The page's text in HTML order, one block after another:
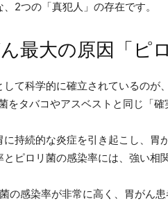
2つの「真犯人」の存在です。
最大の原因「ピロ
て科学的に確立されているのが
をタバコやアスベストと同じ「
持続的な炎症を引き起こし、胃
ピロリ菌の感染率には、強い相
の感染率が非常に高く、胃がん